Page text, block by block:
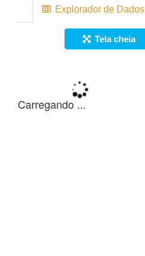
Explorador de Dados
Tela cheia